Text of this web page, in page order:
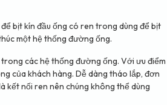
bịt kín đầu ống có ren trong dùng để bịt
một hệ thống đường ống.
các hệ thống đường ống. Với ưu điểm
của khách hàng. Dễ dàng tháo lắp, đơn
kết nối ren nên chúng không thể dùng